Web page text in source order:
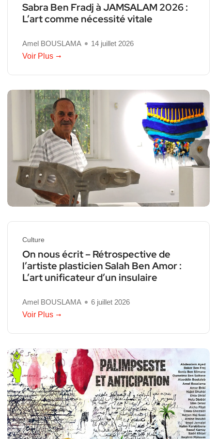
Sabra Ben Fradj à JAMSALAM 2026 :
L’art comme nécessité vitale
Amel BOUSLAMA
14 juillet 2026
Voir Plus
Culture
On nous écrit – Rétrospective de
l’artiste plasticien Salah Ben Amor :
L’art unificateur d’un insulaire
Amel BOUSLAMA
6 juillet 2026
Voir Plus